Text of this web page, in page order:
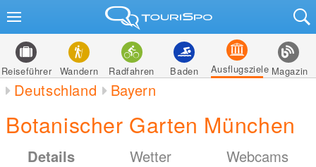
Reiseführer Wandern Radfahren Baden Ausflugsziele Magazin
Deutschland Bayern
Botanischer Garten München
Details Wetter Webcams